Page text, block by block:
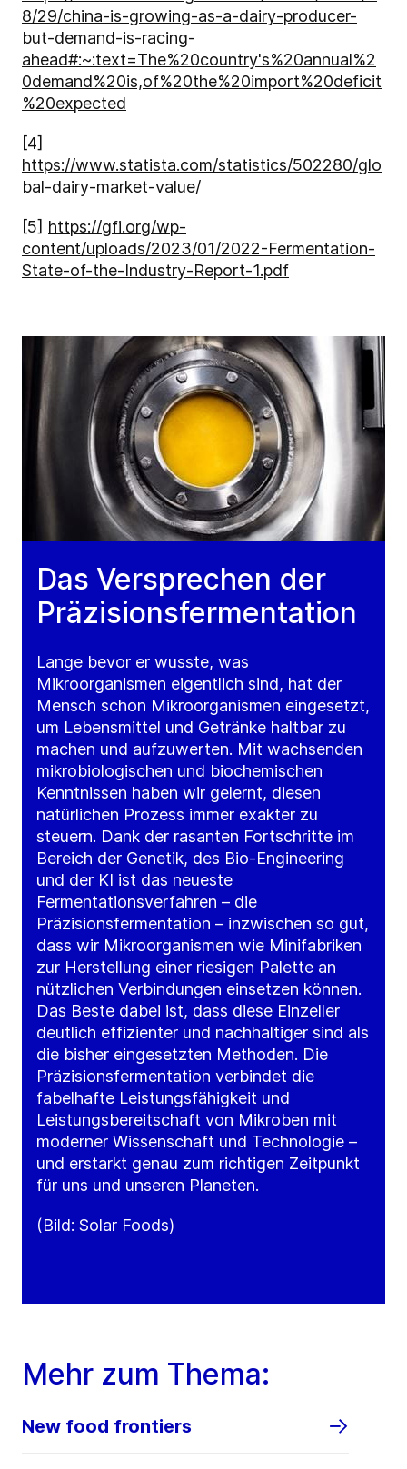
8/29/china-is-growing-as-a-dairy-producer-
but-demand-is-racing-
ahead#:~:text=The%20country's%20annual%2
0demand%20is,of%20the%20import%20deficit
%20expected
[4]
https://www.statista.com/statistics/502280/glo
bal-dairy-market-value/
[5] https://gfi.org/wp-
content/uploads/2023/01/2022-Fermentation-
State-of-the-Industry-Report-1.pdf
Das Versprechen der
Präzisionsfermentation
Lange bevor er wusste, was
Mikroorganismen eigentlich sind, hat der
Mensch schon Mikroorganismen eingesetzt,
um Lebensmittel und Getränke haltbar zu
machen und aufzuwerten. Mit wachsenden
mikrobiologischen und biochemischen
Kenntnissen haben wir gelernt, diesen
natürlichen Prozess immer exakter zu
steuern. Dank der rasanten Fortschritte im
Bereich der Genetik, des Bio-Engineering
und der KI ist das neueste
Fermentationsverfahren – die
Präzisionsfermentation – inzwischen so gut,
dass wir Mikroorganismen wie Minifabriken
zur Herstellung einer riesigen Palette an
nützlichen Verbindungen einsetzen können.
Das Beste dabei ist, dass diese Einzeller
deutlich effizienter und nachhaltiger sind als
die bisher eingesetzten Methoden. Die
Präzisionsfermentation verbindet die
fabelhafte Leistungsfähigkeit und
Leistungsbereitschaft von Mikroben mit
moderner Wissenschaft und Technologie –
und erstarkt genau zum richtigen Zeitpunkt
für uns und unseren Planeten.
(Bild: Solar Foods)
Mehr zum Thema:
New food frontiers